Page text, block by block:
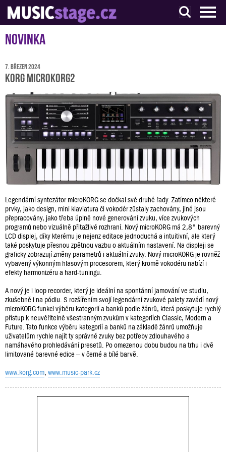
S muzikanty pro muzikanty
Novinka
7. březen 2024
Korg microKORG2
Legendární syntezátor microKORG se dočkal své druhé řady. Zatímco některé
prvky, jako design, mini klaviatura či vokodér zůstaly zachovány, jiné jsou
přepracovány, jako třeba úplně nové generování zvuku, více zvukových
programů nebo vizuálně přitažlivé rozhraní. Nový microKORG má 2,8" barevný
LCD displej, díky kterému je nejenz editace jednoduchá a intuitivní, ale který
také poskytuje přesnou zpětnou vazbu o aktuálním nastavení. Na displeji se
graficky zobrazují změny parametrů i aktuální zvuky. Nový microKORG je rovněž
vybavený výkonným hlasovým procesorem, který kromě vokodéru nabízí i
efekty harmonizéru a hard-tuningu.
A nový je i loop recorder, který je ideální na spontánní jamování ve studiu,
zkušebně i na pódiu. S rozšířením svojí legendární zvukové palety zavádí nový
microKORG funkci výběru kategorií a banků podle žánrů, která poskytuje rychlý
přístup k neuvěřitelně všestranným zvukům v kategoriích Classic, Modern a
Future. Tato funkce výběru kategorií a banků na základě žánrů umožňuje
uživatelům rychle najít ty správné zvuky bez potřeby zdlouhavého a
namáhavého prohledávání presetů. Po omezenou dobu budou na trhu i dvě
limitované barevné edice – v černé a bílé barvě.
www.korg.com, www.music-park.cz